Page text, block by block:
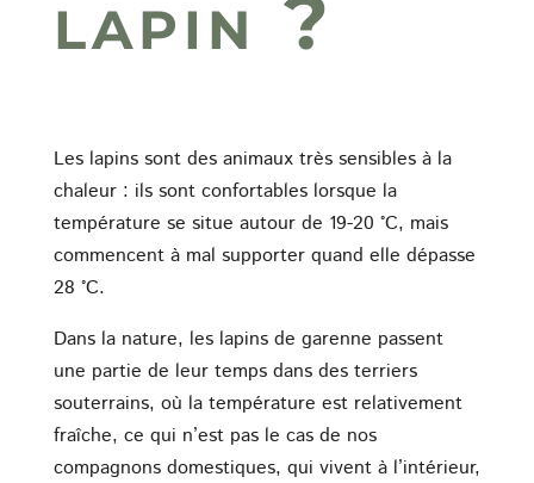
lapin ?
Les lapins sont des animaux très sensibles à la
chaleur : ils sont confortables lorsque la
température se situe autour de 19-20 °C, mais
commencent à mal supporter quand elle dépasse
28 °C.
Dans la nature, les lapins de garenne passent
une partie de leur temps dans des terriers
souterrains, où la température est relativement
fraîche, ce qui n’est pas le cas de nos
compagnons domestiques, qui vivent à l’intérieur,